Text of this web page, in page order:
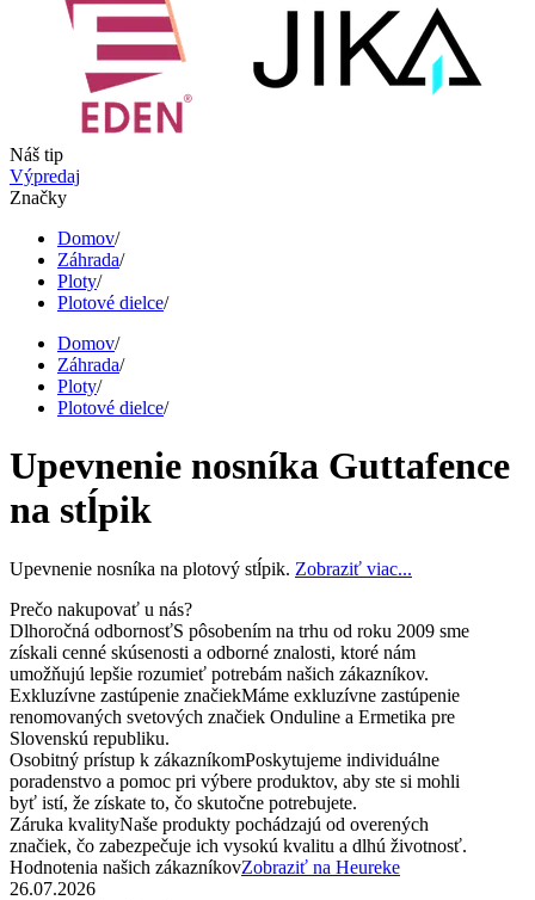
Náš tip
Výpredaj
Značky
Domov/
Záhrada/
Ploty/
Plotové dielce/
Domov/
Záhrada/
Ploty/
Plotové dielce/
Upevnenie nosníka Guttafence
na stĺpik
Upevnenie nosníka na plotový stĺpik. Zobraziť viac...
Prečo nakupovať u nás?
Dlhoročná odbornosťS pôsobením na trhu od roku 2009 sme
získali cenné skúsenosti a odborné znalosti, ktoré nám
umožňujú lepšie rozumieť potrebám našich zákazníkov.
Exkluzívne zastúpenie značiekMáme exkluzívne zastúpenie
renomovaných svetových značiek Onduline a Ermetika pre
Slovenskú republiku.
Osobitný prístup k zákazníkomPoskytujeme individuálne
poradenstvo a pomoc pri výbere produktov, aby ste si mohli
byť istí, že získate to, čo skutočne potrebujete.
Záruka kvalityNaše produkty pochádzajú od overených
značiek, čo zabezpečuje ich vysokú kvalitu a dlhú životnosť.
Hodnotenia našich zákazníkovZobraziť na Heureke
26.07.2026